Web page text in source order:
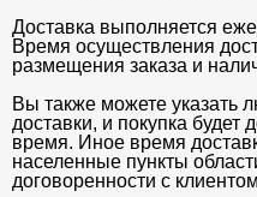
Доставка выполняется
Время осуществления
размещения заказа и
Вы также можете указать
доставки, и покупка
время. Иное время
населенные пункты
договоренности с